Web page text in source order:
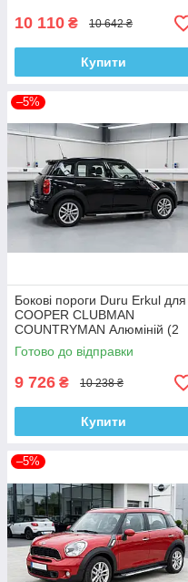
10 110 ₴ 10 642 ₴
Купити
–5%
Бокові пороги Duru Erkul для
COOPER CLUBMAN
COUNTRYMAN Алюміній (2
шт.)
Готово до відправки
9 726 ₴ 10 238 ₴
Купити
–5%